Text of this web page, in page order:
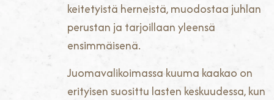
keitetyistä herneistä, muodostaa juhlan
perustan ja tarjoillaan yleensä
ensimmäisenä.
Juomavalikoimassa kuuma kaakao on
erityisen suosittu lasten keskuudessa, kun